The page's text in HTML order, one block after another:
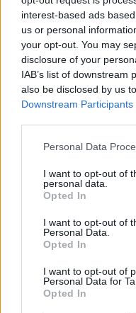
interest-based ads
us or personal
your opt-out. You may
disclosure of your
IAB’s list of downstream
also be disclosed by us
Downstream Participants
Personal Data
I want to opt-out of
personal data.
Opted In
I want to opt-out of
Personal Data.
Opted In
I want to opt-out of
Personal Data for
Opted In
ΚΡΗΤΗ
Χρυσοχοΐδης
στην ανομία και
Στα Χανιά βρέθηκε
οποίος παραχώρησε
εγκληματικότητα…
Newsroom 2